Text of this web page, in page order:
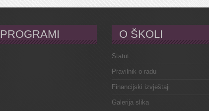
PROGRAMI O ŠKOLI
Statut
Pravilnik o radu
Financijski izvještaji
Galerija slika